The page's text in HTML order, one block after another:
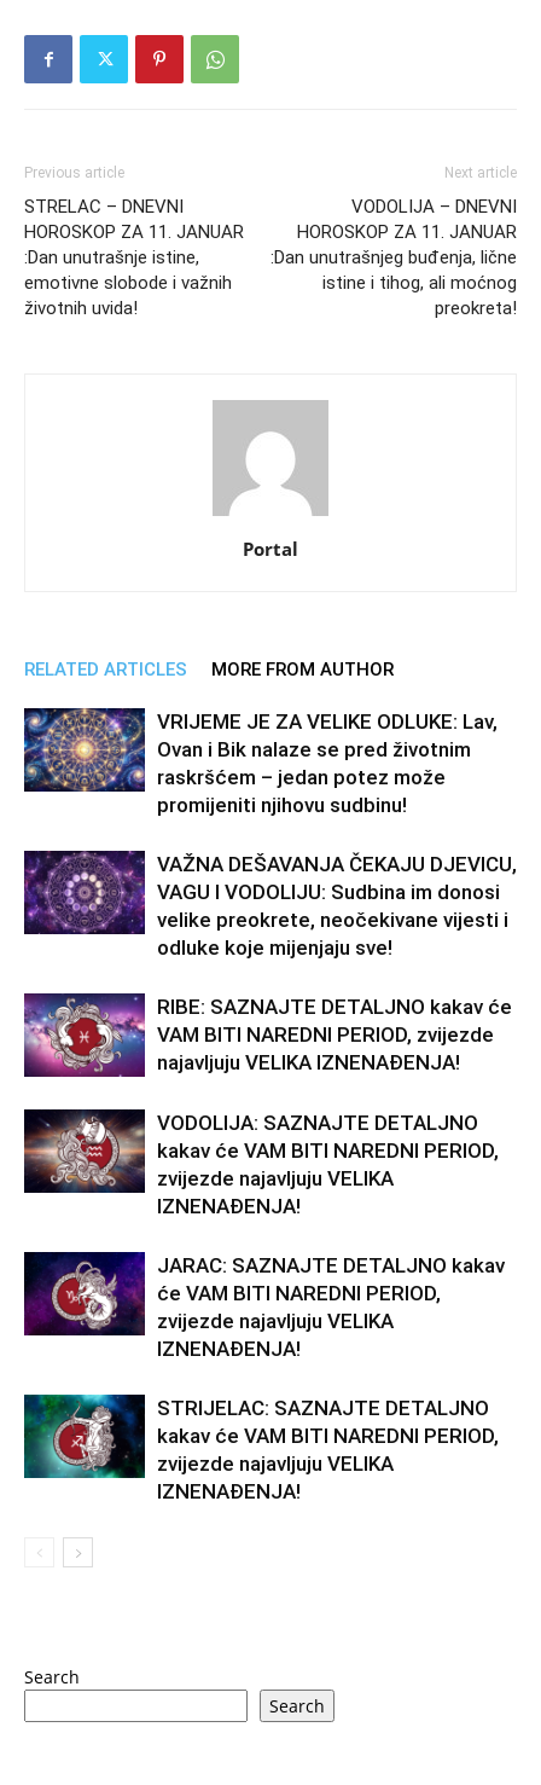
Previous article
STRELAC – DNEVNI
HOROSKOP ZA 11. JANUAR
:Dan unutrašnje istine,
emotivne slobode i važnih
životnih uvida!
Next article
VODOLIJA – DNEVNI
HOROSKOP ZA 11. JANUAR
:Dan unutrašnjeg buđenja, lične
istine i tihog, ali moćnog
preokreta!
Portal
RELATED ARTICLES MORE FROM AUTHOR
VRIJEME JE ZA VELIKE ODLUKE: Lav,
Ovan i Bik nalaze se pred životnim
raskršćem – jedan potez može
promijeniti njihovu sudbinu!
VAŽNA DEŠAVANJA ČEKAJU DJEVICU,
VAGU I VODOLIJU: Sudbina im donosi
velike preokrete, neočekivane vijesti i
odluke koje mijenjaju sve!
RIBE: SAZNAJTE DETALJNO kakav će
VAM BITI NAREDNI PERIOD, zvijezde
najavljuju VELIKA IZNENAĐENJA!
VODOLIJA: SAZNAJTE DETALJNO
kakav će VAM BITI NAREDNI PERIOD,
zvijezde najavljuju VELIKA
IZNENAĐENJA!
JARAC: SAZNAJTE DETALJNO kakav
će VAM BITI NAREDNI PERIOD,
zvijezde najavljuju VELIKA
IZNENAĐENJA!
STRIJELAC: SAZNAJTE DETALJNO
kakav će VAM BITI NAREDNI PERIOD,
zvijezde najavljuju VELIKA
IZNENAĐENJA!
Search
Search